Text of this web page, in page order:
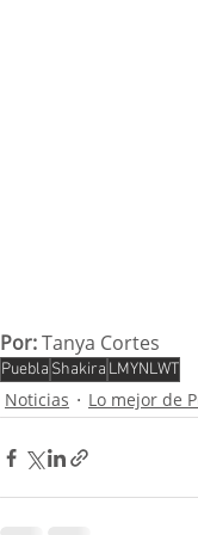
Por: Tanya Cortes
Puebla Shakira LMYNLWT
Noticias Lo mejor de